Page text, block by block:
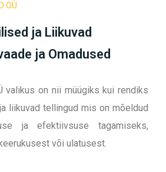
OÜ.
ja Liikuvad
ja Omadused
valikus on nii müügiks kui rendiks
liikuvad tellingud mis on mõeldud
ja efektiivsuse tagamiseks,
või ulatusest.